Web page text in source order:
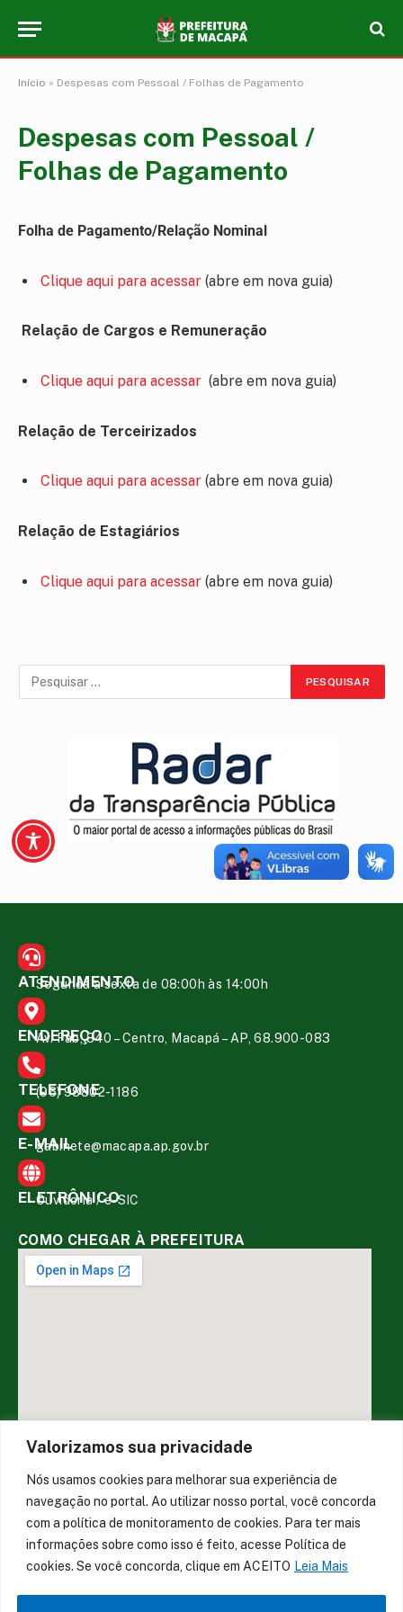
Valorizamos sua privacidade
Nós usamos cookies para melhorar sua experiência de
navegação no portal. Ao utilizar nosso portal, você concorda
com a política de monitoramento de cookies. Para ter mais
informações sobre como isso é feito, acesse Política de
cookies. Se você concorda, clique em ACEITO Leia Mais
Início » Despesas com Pessoal / Folhas de Pagamento
Despesas com Pessoal /
Folhas de Pagamento
Folha de Pagamento/Relação Nominal
Clique aqui para acessar (abre em nova guia)
Relação de Cargos e Remuneração
Clique aqui para acessar (abre em nova guia)
Relação de Terceirizados
Clique aqui para acessar (abre em nova guia)
Relação de Estagiários
Clique aqui para acessar (abre em nova guia)
ATENDIMENTO
Segunda a sexta de 08:00h às 14:00h
ENDEREÇO
Av. Fab, 840 – Centro, Macapá – AP, 68.900-083
TELEFONE
(96) 98802-1186
E-MAIL
gabinete@macapa.ap.gov.br
ELETRÔNICO
Ouvidoria/e-SIC
COMO CHEGAR À PREFEITURA
DESENVOLVIDO POR CR2
Muito mais que criar site ou sistema para prefeituras!
completa, onde garantimos em
contrato que todas as exigências dasleis de transparência